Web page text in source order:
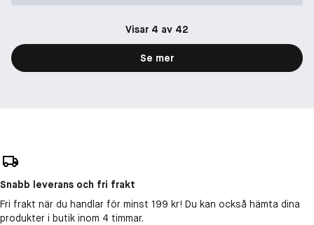
Visar 4 av 42
Se mer
Snabb leverans och fri frakt
Fri frakt när du handlar för minst 199 kr! Du kan också hämta dina
produkter i butik inom 4 timmar.